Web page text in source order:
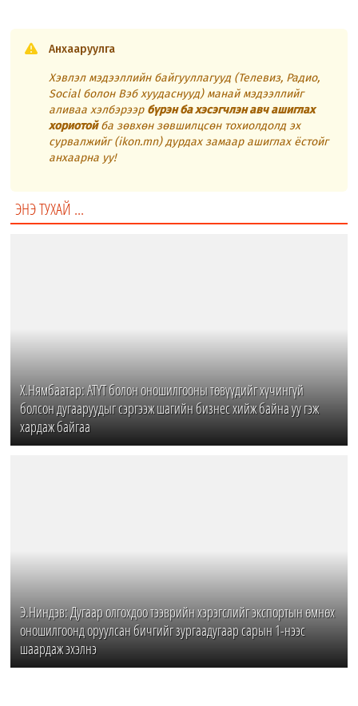
Анхааруулга
Хэвлэл мэдээллийн байгууллагууд (Телевиз, Радио,
Social болон Вэб хуудаснууд) манай мэдээллийг
аливаа хэлбэрээр бүрэн ба хэсэгчлэн авч ашиглах
хориотойба зөвхөн зөвшилцсөн тохиолдолд эх
сурвалжийг (ikon.mn) дурдах замаар ашиглах ёстойг
анхаарна уу!
ЭНЭ ТУХАЙ ...
Х.Нямбаатар: АТҮТ болон оношилгооны төвүүдийг хүчингүй
болсон дугааруудыг сэргээж шагийн бизнес хийж байна уу гэж
хардаж байгаа
Э.Ниндэв: Дугаар олгохдоо тээврийн хэрэгслийг экспортын өмнөх
оношилгоонд оруулсан бичгийг зургаадугаар сарын 1-нээс
шаардаж эхэлнэ